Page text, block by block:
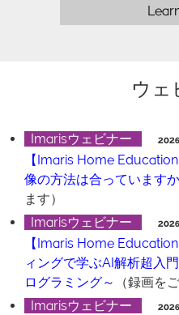
ウェ
Imarisウェビナー 2026年
【Imaris Home
像の方法は合っていますか
ます）
Imarisウェビナー
2026年
【Imaris Home
ィングで学ぶAI解析超入
ログラミング～
（録画を
Imarisウェビナー
2026年